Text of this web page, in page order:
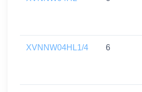
XVNNW04HL1/4 6